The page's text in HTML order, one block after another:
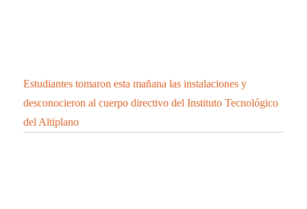
Estudiantes tomaron esta mañana las instalaciones y
desconocieron al cuerpo directivo del Instituto Tecnológico
del Altiplano